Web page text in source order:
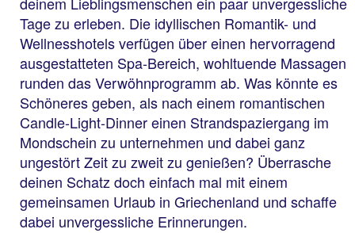
Tage zu erleben. Die idyllischen Romantik- und
Wellnesshotels verfügen über einen hervorragend
ausgestatteten Spa-Bereich, wohltuende Massagen
runden das Verwöhnprogramm ab. Was könnte es
Schöneres geben, als nach einem romantischen
Candle-Light-Dinner einen Strandspaziergang im
Mondschein zu unternehmen und dabei ganz
ungestört Zeit zu zweit zu genießen? Überrasche
deinen Schatz doch einfach mal mit einem
gemeinsamen Urlaub in Griechenland und schaffe
dabei unvergessliche Erinnerungen.